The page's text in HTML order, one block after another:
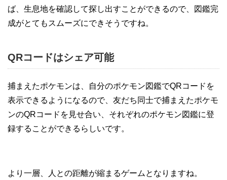
ば、生息地を確認して探し出すことができるので、図鑑完
成がとてもスムーズにできそうですね。
QRコードはシェア可能
捕まえたポケモンは、自分のポケモン図鑑でQRコードを
表示できるようになるので、友だち同士で捕まえたポケモ
ンのQRコードを見せ合い、それぞれのポケモン図鑑に登
録することができるらしいです。
より一層、人との距離が縮まるゲームとなりますね。